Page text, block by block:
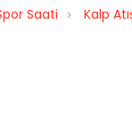
Saati Kalp